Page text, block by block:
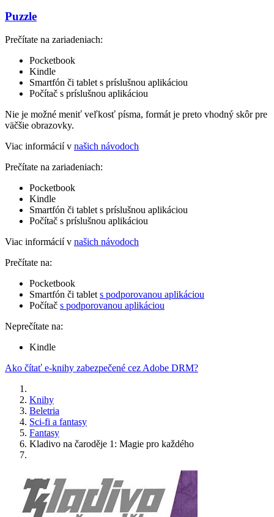
Puzzle
Prečítate na zariadeniach:
Pocketbook
Kindle
Smartfón či tablet s príslušnou aplikáciou
Počítač s príslušnou aplikáciou
Nie je možné meniť veľkosť písma, formát je preto vhodný skôr pre
väčšie obrazovky.
Viac informácií v našich návodoch
Prečítate na zariadeniach:
Pocketbook
Kindle
Smartfón či tablet s príslušnou aplikáciou
Počítač s príslušnou aplikáciou
Viac informácií v našich návodoch
Prečítate na:
Pocketbook
Smartfón či tablet s podporovanou aplikáciou
Počítač s podporovanou aplikáciou
Neprečítate na:
Kindle
Ako čítať e-knihy zabezpečené cez Adobe DRM?
Knihy
Beletria
Sci-fi a fantasy
Fantasy
Kladivo na čaroděje 1: Magie pro každého